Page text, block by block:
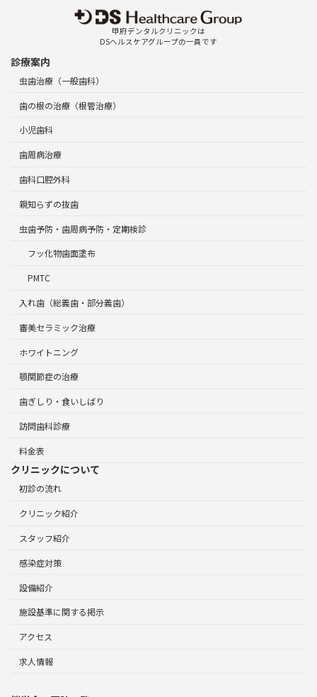
甲府デンタルクリニックは
DSヘルスケアグループの一員です
診療案内
虫歯治療（一般歯科）
歯の根の治療（根管治療）
小児歯科
歯周病治療
歯科口腔外科
親知らずの抜歯
虫歯予防・歯周病予防・定期検診
フッ化物歯面塗布
PMTC
入れ歯（総義歯・部分義歯）
審美セラミック治療
ホワイトニング
顎関節症の治療
歯ぎしり・食いしばり
訪問歯科診療
料金表
クリニックについて
初診の流れ
クリニック紹介
スタッフ紹介
感染症対策
設備紹介
施設基準に関する掲示
アクセス
求人情報